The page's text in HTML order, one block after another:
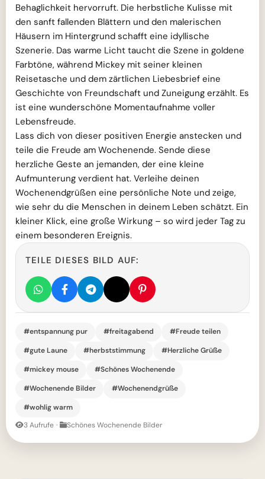
Behaglichkeit hervorruft. Die herbstliche Kulisse mit
den sanft fallenden Blättern und den malerischen
Häusern im Hintergrund schafft eine idyllische
Szenerie. Das warme Licht taucht die Szene in goldene
Farbtöne, während Mickey mit seiner kleinen
Reisetasche und dem zärtlichen Liebesbrief eine
Geschichte von Freundschaft und Zuneigung erzählt. Es
ist eine wunderschöne Momentaufnahme voller
Lebensfreude.
Lass dich von dieser positiven Energie anstecken und
teile die Freude am Wochenende. Sende diese
herzliche Geste an jemanden, der eine kleine
Aufmunterung verdient hat. Verleihe deinen
Wochenendgrüßen eine persönliche Note und zeige,
wie sehr du die Menschen in deinem Leben schätzt. Ein
kleiner Klick, eine große Wirkung – so wird jeder Tag zu
einem besonderen Ereignis.
TEILE DIESES BILD AUF:
#entspannung pur #freitagabend
#Freude teilen
#gute Laune
#herbststimmung
#Herzliche Grüße
#mickey mouse
#Schönes Wochenende
#Wochenende Bilder
#Wochenendgrüße
#wohlig warm
3 Aufrufe · Schönes Wochenende Bilder